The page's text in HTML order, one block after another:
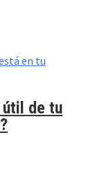
útil de tu